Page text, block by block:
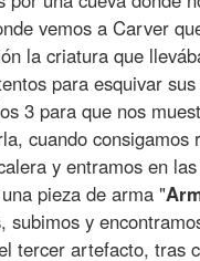
vemos a Carver
la criatura que
para esquivar
3 para que nos
cuando
y entramos en
pieza de arma "
subimos y
tercer artefacto, tras